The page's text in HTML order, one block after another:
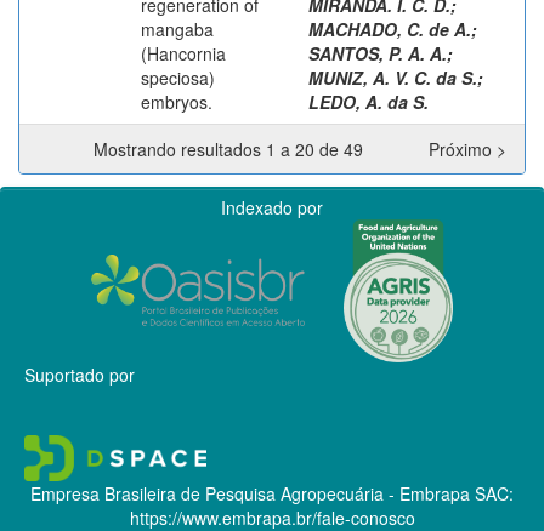
mangaba
(Hancornia
speciosa)
embryos.
MACHADO, C. de A.;
SANTOS, P. A. A.;
MUNIZ, A. V. C. da S.;
LEDO, A. da S.
Mostrando resultados 1 a 20 de 49
Próximo >
Indexado por
Suportado por
Empresa Brasileira de Pesquisa Agropecuária - Embrapa SAC:
https://www.embrapa.br/fale-conosco